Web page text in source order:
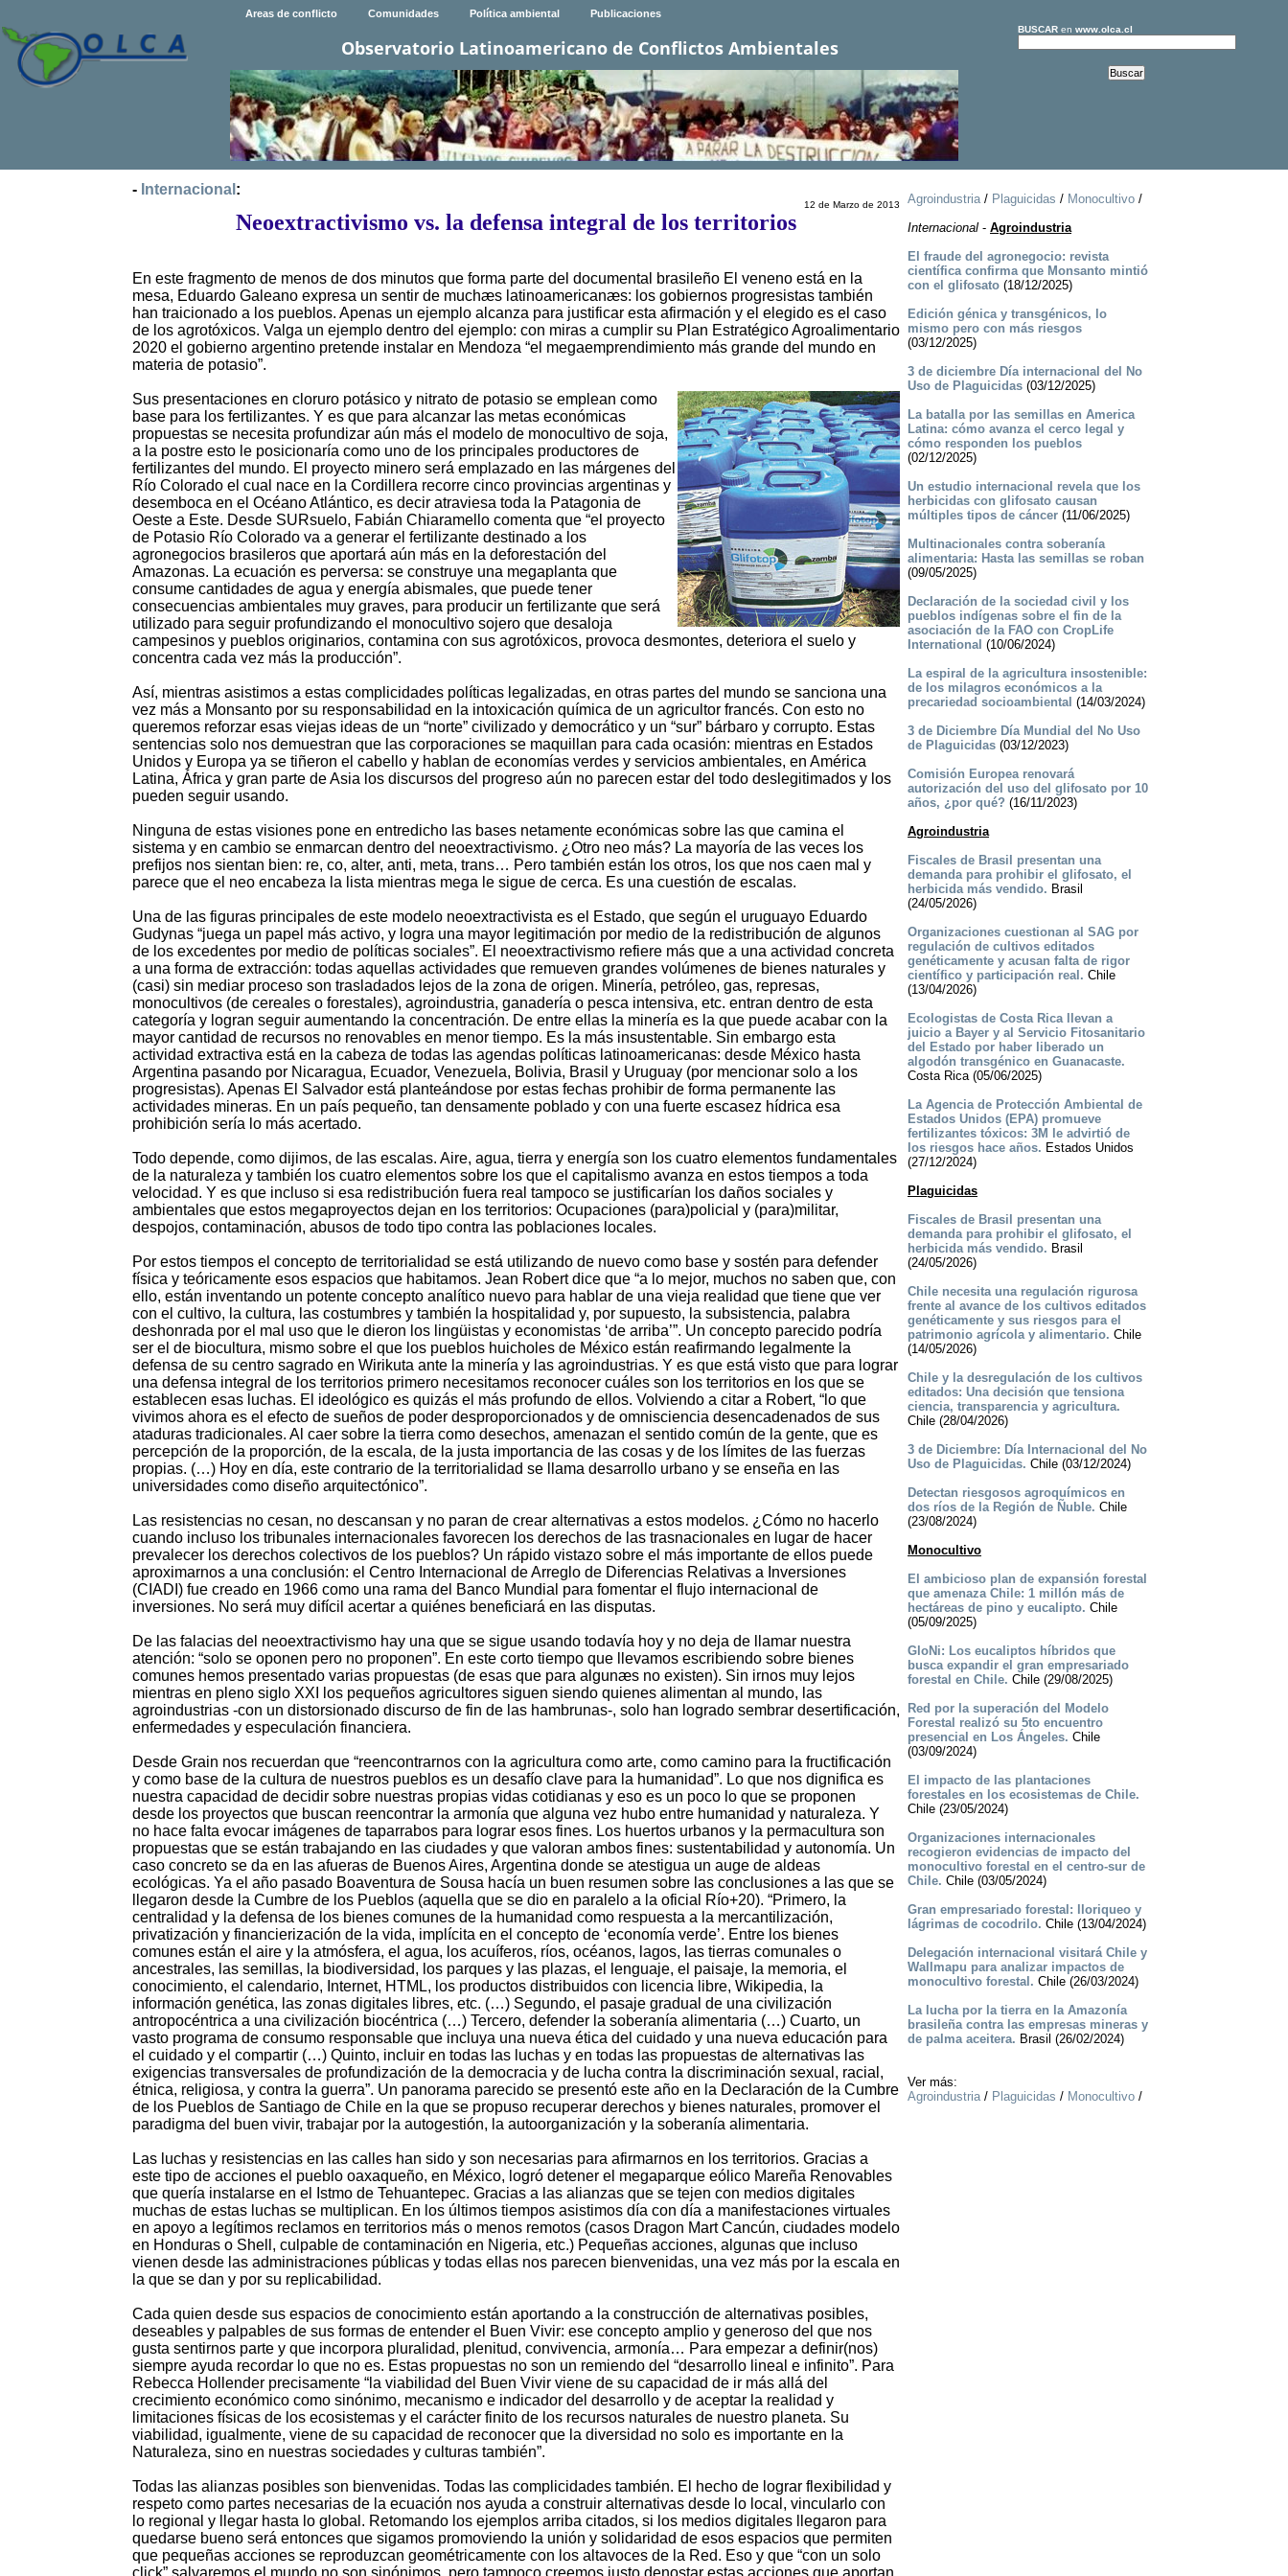
Areas de conflicto Comunidades Política ambiental Publicaciones
Observatorio Latinoamericano de Conflictos Ambientales
BUSCARen www.olca.cl
- Internacional :
12 de Marzo de 2013
Neoextractivismo vs. la defensa integral de los territorios
En este fragmento de menos de dos minutos que forma parte del documental brasileño El veneno está en la
mesa, Eduardo Galeano expresa un sentir de muchæs latinoamericanæs: los gobiernos progresistas también
han traicionado a los pueblos. Apenas un ejemplo alcanza para justificar esta afirmación y el elegido es el caso
de los agrotóxicos. Valga un ejemplo dentro del ejemplo: con miras a cumplir su Plan Estratégico Agroalimentario
2020 el gobierno argentino pretende instalar en Mendoza “el megaemprendimiento más grande del mundo en
materia de potasio”.
Sus presentaciones en cloruro potásico y nitrato de potasio se emplean como
base para los fertilizantes. Y es que para alcanzar las metas económicas
propuestas se necesita profundizar aún más el modelo de monocultivo de soja,
a la postre esto le posicionaría como uno de los principales productores de
fertilizantes del mundo. El proyecto minero será emplazado en las márgenes del
Río Colorado el cual nace en la Cordillera recorre cinco provincias argentinas y
desemboca en el Océano Atlántico, es decir atraviesa toda la Patagonia de
Oeste a Este. Desde SURsuelo, Fabián Chiaramello comenta que “el proyecto
de Potasio Río Colorado va a generar el fertilizante destinado a los
agronegocios brasileros que aportará aún más en la deforestación del
Amazonas. La ecuación es perversa: se construye una megaplanta que
consume cantidades de agua y energía abismales, que puede tener
consecuencias ambientales muy graves, para producir un fertilizante que será
utilizado para seguir profundizando el monocultivo sojero que desaloja
campesinos y pueblos originarios, contamina con sus agrotóxicos, provoca desmontes, deteriora el suelo y
concentra cada vez más la producción”.
Así, mientras asistimos a estas complicidades políticas legalizadas, en otras partes del mundo se sanciona una
vez más a Monsanto por su responsabilidad en la intoxicación química de un agricultor francés. Con esto no
queremos reforzar esas viejas ideas de un “norte” civilizado y democrático y un “sur” bárbaro y corrupto. Estas
sentencias solo nos demuestran que las corporaciones se maquillan para cada ocasión: mientras en Estados
Unidos y Europa ya se tiñeron el cabello y hablan de economías verdes y servicios ambientales, en América
Latina, África y gran parte de Asia los discursos del progreso aún no parecen estar del todo deslegitimados y los
pueden seguir usando.
Ninguna de estas visiones pone en entredicho las bases netamente económicas sobre las que camina el
sistema y en cambio se enmarcan dentro del neoextractivismo. ¿Otro neo más? La mayoría de las veces los
prefijos nos sientan bien: re, co, alter, anti, meta, trans… Pero también están los otros, los que nos caen mal y
parece que el neo encabeza la lista mientras mega le sigue de cerca. Es una cuestión de escalas.
Una de las figuras principales de este modelo neoextractivista es el Estado, que según el uruguayo Eduardo
Gudynas “juega un papel más activo, y logra una mayor legitimación por medio de la redistribución de algunos
de los excedentes por medio de políticas sociales”. El neoextractivismo refiere más que a una actividad concreta
a una forma de extracción: todas aquellas actividades que remueven grandes volúmenes de bienes naturales y
(casi) sin mediar proceso son trasladados lejos de la zona de origen. Minería, petróleo, gas, represas,
monocultivos (de cereales o forestales), agroindustria, ganadería o pesca intensiva, etc. entran dentro de esta
categoría y logran seguir aumentando la concentración. De entre ellas la minería es la que puede acabar con la
mayor cantidad de recursos no renovables en menor tiempo. Es la más insustentable. Sin embargo esta
actividad extractiva está en la cabeza de todas las agendas políticas latinoamericanas: desde México hasta
Argentina pasando por Nicaragua, Ecuador, Venezuela, Bolivia, Brasil y Uruguay (por mencionar solo a los
progresistas). Apenas El Salvador está planteándose por estas fechas prohibir de forma permanente las
actividades mineras. En un país pequeño, tan densamente poblado y con una fuerte escasez hídrica esa
prohibición sería lo más acertado.
Todo depende, como dijimos, de las escalas. Aire, agua, tierra y energía son los cuatro elementos fundamentales
de la naturaleza y también los cuatro elementos sobre los que el capitalismo avanza en estos tiempos a toda
velocidad. Y es que incluso si esa redistribución fuera real tampoco se justificarían los daños sociales y
ambientales que estos megaproyectos dejan en los territorios: Ocupaciones (para)policial y (para)militar,
despojos, contaminación, abusos de todo tipo contra las poblaciones locales.
Por estos tiempos el concepto de territorialidad se está utilizando de nuevo como base y sostén para defender
física y teóricamente esos espacios que habitamos. Jean Robert dice que “a lo mejor, muchos no saben que, con
ello, están inventando un potente concepto analítico nuevo para hablar de una vieja realidad que tiene que ver
con el cultivo, la cultura, las costumbres y también la hospitalidad y, por supuesto, la subsistencia, palabra
deshonrada por el mal uso que le dieron los lingüistas y economistas ‘de arriba’”. Un concepto parecido podría
ser el de biocultura, mismo sobre el que los pueblos huicholes de México están reafirmando legalmente la
defensa de su centro sagrado en Wirikuta ante la minería y las agroindustrias. Y es que está visto que para lograr
una defensa integral de los territorios primero necesitamos reconocer cuáles son los territorios en los que se
establecen esas luchas. El ideológico es quizás el más profundo de ellos. Volviendo a citar a Robert, “lo que
vivimos ahora es el efecto de sueños de poder desproporcionados y de omnisciencia desencadenados de sus
ataduras tradicionales. Al caer sobre la tierra como desechos, amenazan el sentido común de la gente, que es
percepción de la proporción, de la escala, de la justa importancia de las cosas y de los límites de las fuerzas
propias. (…) Hoy en día, este contrario de la territorialidad se llama desarrollo urbano y se enseña en las
universidades como diseño arquitectónico”.
Las resistencias no cesan, no descansan y no paran de crear alternativas a estos modelos. ¿Cómo no hacerlo
cuando incluso los tribunales internacionales favorecen los derechos de las trasnacionales en lugar de hacer
prevalecer los derechos colectivos de los pueblos? Un rápido vistazo sobre el más importante de ellos puede
aproximarnos a una conclusión: el Centro Internacional de Arreglo de Diferencias Relativas a Inversiones
(CIADI) fue creado en 1966 como una rama del Banco Mundial para fomentar el flujo internacional de
inversiones. No será muy difícil acertar a quiénes beneficiará en las disputas.
De las falacias del neoextractivismo hay una que se sigue usando todavía hoy y no deja de llamar nuestra
atención: “solo se oponen pero no proponen”. En este corto tiempo que llevamos escribiendo sobre bienes
comunes hemos presentado varias propuestas (de esas que para algunæs no existen). Sin irnos muy lejos
mientras en pleno siglo XXI los pequeños agricultores siguen siendo quienes alimentan al mundo, las
agroindustrias -con un distorsionado discurso de fin de las hambrunas-, solo han logrado sembrar desertificación,
enfermedades y especulación financiera.
Desde Grain nos recuerdan que “reencontrarnos con la agricultura como arte, como camino para la fructificación
y como base de la cultura de nuestros pueblos es un desafío clave para la humanidad”. Lo que nos dignifica es
nuestra capacidad de decidir sobre nuestras propias vidas cotidianas y eso es un poco lo que se proponen
desde los proyectos que buscan reencontrar la armonía que alguna vez hubo entre humanidad y naturaleza. Y
no hace falta evocar imágenes de taparrabos para lograr esos fines. Los huertos urbanos y la permacultura son
propuestas que se están trabajando en las ciudades y que valoran ambos fines: sustentabilidad y autonomía. Un
caso concreto se da en las afueras de Buenos Aires, Argentina donde se atestigua un auge de aldeas
ecológicas. Ya el año pasado Boaventura de Sousa hacía un buen resumen sobre las conclusiones a las que se
llegaron desde la Cumbre de los Pueblos (aquella que se dio en paralelo a la oficial Río+20). “Primero, la
centralidad y la defensa de los bienes comunes de la humanidad como respuesta a la mercantilización,
privatización y financierización de la vida, implícita en el concepto de ‘economía verde’. Entre los bienes
comunes están el aire y la atmósfera, el agua, los acuíferos, ríos, océanos, lagos, las tierras comunales o
ancestrales, las semillas, la biodiversidad, los parques y las plazas, el lenguaje, el paisaje, la memoria, el
conocimiento, el calendario, Internet, HTML, los productos distribuidos con licencia libre, Wikipedia, la
información genética, las zonas digitales libres, etc. (…) Segundo, el pasaje gradual de una civilización
antropocéntrica a una civilización biocéntrica (…) Tercero, defender la soberanía alimentaria (…) Cuarto, un
vasto programa de consumo responsable que incluya una nueva ética del cuidado y una nueva educación para
el cuidado y el compartir (…) Quinto, incluir en todas las luchas y en todas las propuestas de alternativas las
exigencias transversales de profundización de la democracia y de lucha contra la discriminación sexual, racial,
étnica, religiosa, y contra la guerra”. Un panorama parecido se presentó este año en la Declaración de la Cumbre
de los Pueblos de Santiago de Chile en la que se propuso recuperar derechos y bienes naturales, promover el
paradigma del buen vivir, trabajar por la autogestión, la autoorganización y la soberanía alimentaria.
Las luchas y resistencias en las calles han sido y son necesarias para afirmarnos en los territorios. Gracias a
este tipo de acciones el pueblo oaxaqueño, en México, logró detener el megaparque eólico Mareña Renovables
que quería instalarse en el Istmo de Tehuantepec. Gracias a las alianzas que se tejen con medios digitales
muchas de estas luchas se multiplican. En los últimos tiempos asistimos día con día a manifestaciones virtuales
en apoyo a legítimos reclamos en territorios más o menos remotos (casos Dragon Mart Cancún, ciudades modelo
en Honduras o Shell, culpable de contaminación en Nigeria, etc.) Pequeñas acciones, algunas que incluso
vienen desde las administraciones públicas y todas ellas nos parecen bienvenidas, una vez más por la escala en
la que se dan y por su replicabilidad.
Cada quien desde sus espacios de conocimiento están aportando a la construcción de alternativas posibles,
deseables y palpables de sus formas de entender el Buen Vivir: ese concepto amplio y generoso del que nos
gusta sentirnos parte y que incorpora pluralidad, plenitud, convivencia, armonía… Para empezar a definir(nos)
siempre ayuda recordar lo que no es. Estas propuestas no son un remiendo del “desarrollo lineal e infinito”. Para
Rebecca Hollender precisamente “la viabilidad del Buen Vivir viene de su capacidad de ir más allá del
crecimiento económico como sinónimo, mecanismo e indicador del desarrollo y de aceptar la realidad y
limitaciones físicas de los ecosistemas y el carácter finito de los recursos naturales de nuestro planeta. Su
viabilidad, igualmente, viene de su capacidad de reconocer que la diversidad no solo es importante en la
Naturaleza, sino en nuestras sociedades y culturas también”.
Todas las alianzas posibles son bienvenidas. Todas las complicidades también. El hecho de lograr flexibilidad y
respeto como partes necesarias de la ecuación nos ayuda a construir alternativas desde lo local, vincularlo con
lo regional y llegar hasta lo global. Retomando los ejemplos arriba citados, si los medios digitales llegaron para
quedarse bueno será entonces que sigamos promoviendo la unión y solidaridad de esos espacios que permiten
que pequeñas acciones se reproduzcan geométricamente con los altavoces de la Red. Eso y que “con un solo
Agroindustria/ Plaguicidas / Monocultivo/
Internacional- Agroindustria
El fraude del agronegocio: revista
científica confirma que Monsanto mintió
con el glifosato(18/12/2025)
Edición génica y transgénicos, lo
mismo pero con más riesgos
(03/12/2025)
3 de diciembre Día internacional del No
Uso de Plaguicidas(03/12/2025)
La batalla por las semillas en America
Latina: cómo avanza el cerco legal y
cómo responden los pueblos
(02/12/2025)
Un estudio internacional revela que los
herbicidas con glifosato causan
múltiples tipos de cáncer(11/06/2025)
Multinacionales contra soberanía
alimentaria: Hasta las semillas se roban
(09/05/2025)
Declaración de la sociedad civil y los
pueblos indígenas sobre el fin de la
asociación de la FAO con CropLife
International (10/06/2024)
La espiral de la agricultura insostenible:
de los milagros económicos a la
precariedad socioambiental (14/03/2024)
3 de Diciembre Día Mundial del No Uso
de Plaguicidas(03/12/2023)
Comisión Europea renovará
autorización del uso del glifosato por 10
años, ¿por qué? (16/11/2023)
Agroindustria
Fiscales de Brasil presentan una
demanda para prohibir el glifosato, el
herbicida más vendido. Brasil
(24/05/2026)
Organizaciones cuestionan al SAG por
regulación de cultivos editados
genéticamente y acusan falta de rigor
científico y participación real. Chile
(13/04/2026)
Ecologistas de Costa Rica llevan a
juicio a Bayer y al Servicio Fitosanitario
del Estado por haber liberado un
algodón transgénico en Guanacaste.
Costa Rica (05/06/2025)
La Agencia de Protección Ambiental de
Estados Unidos (EPA) promueve
fertilizantes tóxicos: 3M le advirtió de
los riesgos hace años. Estados Unidos
(27/12/2024)
Plaguicidas
Fiscales de Brasil presentan una
demanda para prohibir el glifosato, el
herbicida más vendido. Brasil
(24/05/2026)
Chile necesita una regulación rigurosa
frente al avance de los cultivos editados
genéticamente y sus riesgos para el
patrimonio agrícola y alimentario. Chile
(14/05/2026)
Chile y la desregulación de los cultivos
editados: Una decisión que tensiona
ciencia, transparencia y agricultura.
Chile (28/04/2026)
3 de Diciembre: Día Internacional del No
Uso de Plaguicidas. Chile (03/12/2024)
Detectan riesgosos agroquímicos en
dos ríos de la Región de Ñuble. Chile
(23/08/2024)
Monocultivo
El ambicioso plan de expansión forestal
que amenaza Chile: 1 millón más de
hectáreas de pino y eucalipto. Chile
(05/09/2025)
GloNi: Los eucaliptos híbridos que
busca expandir el gran empresariado
forestal en Chile. Chile (29/08/2025)
Red por la superación del Modelo
Forestal realizó su 5to encuentro
presencial en Los Ángeles. Chile
(03/09/2024)
El impacto de las plantaciones
forestales en los ecosistemas de Chile.
Chile (23/05/2024)
Organizaciones internacionales
recogieron evidencias de impacto del
monocultivo forestal en el centro-sur de
Chile. Chile (03/05/2024)
Gran empresariado forestal: lloriqueo y
lágrimas de cocodrilo. Chile (13/04/2024)
Delegación internacional visitará Chile y
Wallmapu para analizar impactos de
monocultivo forestal. Chile (26/03/2024)
La lucha por la tierra en la Amazonía
brasileña contra las empresas mineras y
de palma aceitera. Brasil (26/02/2024)
Ver más:
Agroindustria/ Plaguicidas / Monocultivo/